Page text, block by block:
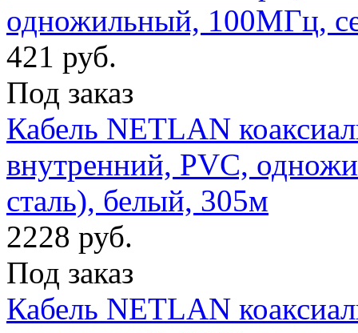
одножильный, 100МГц,
421 руб.
Под заказ
Кабель NETLAN
внутренний, PVC,
сталь), белый, 305м
2228 руб.
Под заказ
Кабель NETLAN